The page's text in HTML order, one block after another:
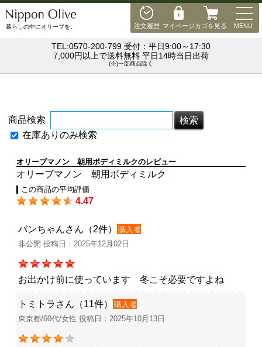
注文履歴 マイページカゴを見る MENU
暮らしの中にオリーブを。
TEL:0570-200-799 受付：平日9:00～17:30
7,000円以上で送料無料 平日14時当日出荷
(※)一部商品除く
商品検索
在庫ありのみ検索
オリーブマノン 朝用ボディミルクのレビュー
オリーブマノン 朝用ボディミルク
この商品の平均評価
4.47
バンちゃんさん（2件）
購入者
非公開 投稿日：2025年12月02日
お出かけ前に使っています 冬こそ必要ですよね
トミトラさん（11件）
購入者
東京都/60代/女性 投稿日：2025年10月13日